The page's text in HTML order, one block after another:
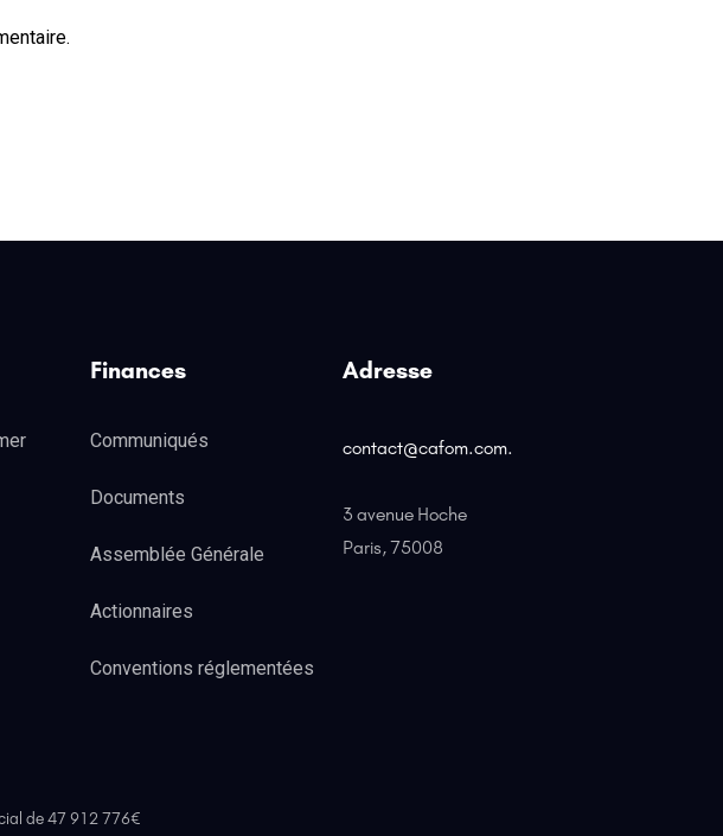
Finances
Communiqués
Documents
Assemblée Générale
Actionnaires
Conventions réglementées
Adresse
contact@cafom.com.
3 avenue Hoche
Paris, 75008
de 47 912 776€